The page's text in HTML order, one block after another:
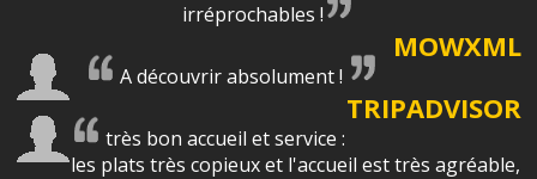
irréprochables !
MOWXML
A découvrir absolument !
TRIPADVISOR
très bon accueil et service :
les plats très copieux et l'accueil est très agréable,